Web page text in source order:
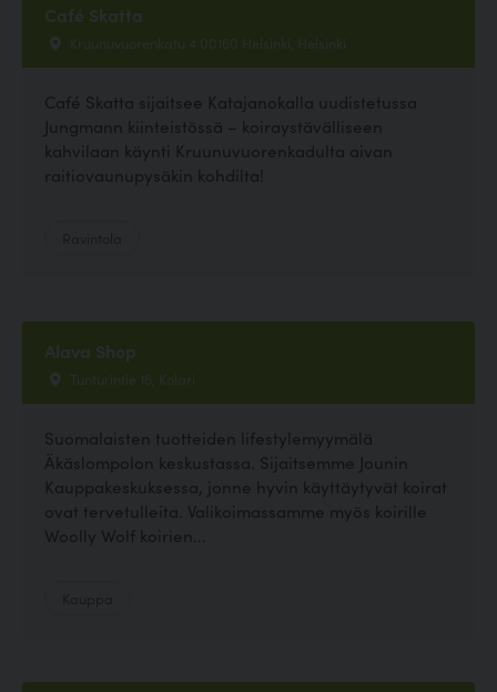
Café Skatta
Kruunuvuorenkatu 4 00160 Helsinki, Helsinki
Café Skatta sijaitsee Katajanokalla uudistetussa
Jungmann kiinteistössä – koiraystävälliseen
kahvilaan käynti Kruunuvuorenkadulta aivan
raitiovaunupysäkin kohdilta!
Alava Shop
Tunturintie 16, Kolari
Suomalaisten tuotteiden lifestylemyymälä
Äkäslompolon keskustassa. Sijaitsemme Jounin
Kauppakeskuksessa, jonne hyvin käyttäytyvät koirat
ovat tervetulleita. Valikoimassamme myös koirille
Woolly Wolf koirien...